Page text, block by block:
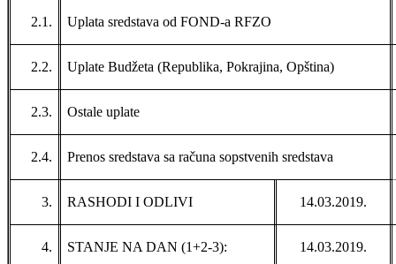
2.1. Uplata sredstava od FOND-a RFZO
2.2. Uplate Budžeta (Republika, Pokrajina, Opština)
2.3. Ostale uplate
2.4. Prenos sredstava sa računa sopstvenih sredstava
3. RASHODI I ODLIVI 14.03.2019.
4. STANJE NA DAN (1+2-3): 14.03.2019.